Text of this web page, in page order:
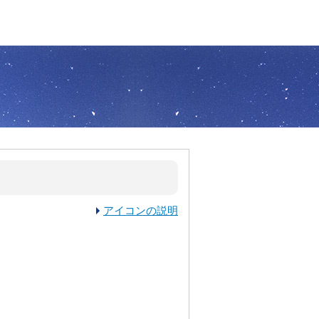
アイコンの説明